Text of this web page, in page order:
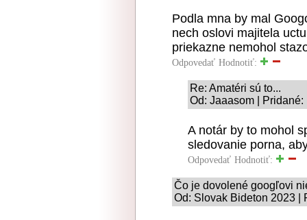
Podla mna by mal
nech oslovi majitela
priekazne nemohol
Odpovedať Hodnotiť:
Re: Amatéri sú to...
Od: Jaaasom |
A notár by to mohol
sledovanie porna,
Odpovedať Hodnotiť:
Čo je dovolené googľovi
Od: Slovak Bideton 2023 |